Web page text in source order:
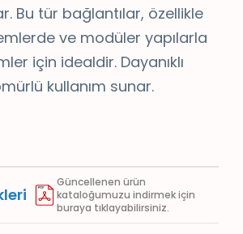
Bu tür bağlantılar, özellikle
ve modüler yapılarla
için idealdir. Dayanıklı
kullanım sunar.
Güncellenen ürün
kataloğumuzu indirmek için
buraya tıklayabilirsiniz.